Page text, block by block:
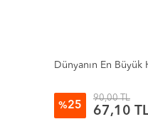
Başkası Olma,
%25
90,00 TL
67,10